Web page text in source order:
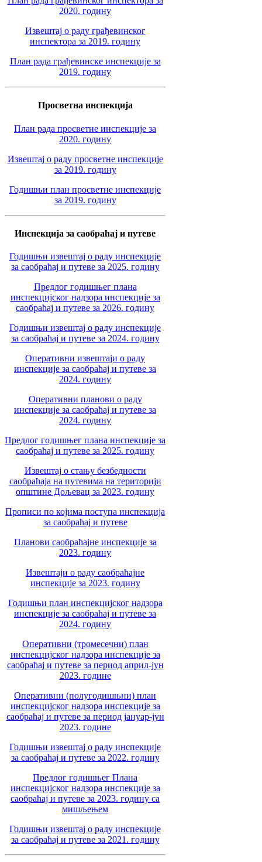
2020. годину
Извештај о раду грађевинског
инспектора за 2019. годину
План рада грађевинске инспекције за
2019. годину
Просветна инспекција
План рада просветне инспекције за
2020. годину
Извештај о раду просветне инспекције
за 2019. годину
Годишњи план просветне инспекције
за 2019. годину
Инспекција за саобраћај и путеве
Годишњи извештај о раду инспекције
за саобраћај и путеве за 2025. годину
Предлог годишњег плана
инспекцијског надзора инспекције за
саобраћај и путеве за 2026. годину
Годишњи извештај о раду инспекције
за саобраћај и путеве за 2024. годину
Оперативни извештаји о раду
инспекције за саобраћај и путеве за
2024. годину
Оперативни планови о раду
инспекције за саобраћај и путеве за
2024. годину
Предлог годишњег плана инспекције за
саобраћај и путеве за 2025. годину
Извештај о стању безбедности
саобраћаја на путевима на територији
општине Дољевац за 2023. годину
Прописи по којима поступа инспекција
за саобраћај и путеве
Планови саобраћајне инспекције за
2023. годину
Извештаји о раду саобраћајне
инспекције за 2023. годину
Годишњи план инспекцијског надзора
инспекције за саобраћај и путеве за
2024. годину
Оперативни (тромесечни) план
инспекцијског надзора инспекције за
саобраћај и путеве за период април-јун
2023. године
Оперативни (полугодишњни) план
инспекцијског надзора инспекције за
саобраћај и путеве за период јануар-јун
2023. године
Годишњи извештај о раду инспекције
за саобраћај и путеве за 2022. годину
Предлог годишњег Плана
инспекцијског надзора инспекције за
саобраћај и путеве за 2023. годину са
мишљењем
Годишњи извештај о раду инспекције
за саобраћај и путеве за 2021. годину